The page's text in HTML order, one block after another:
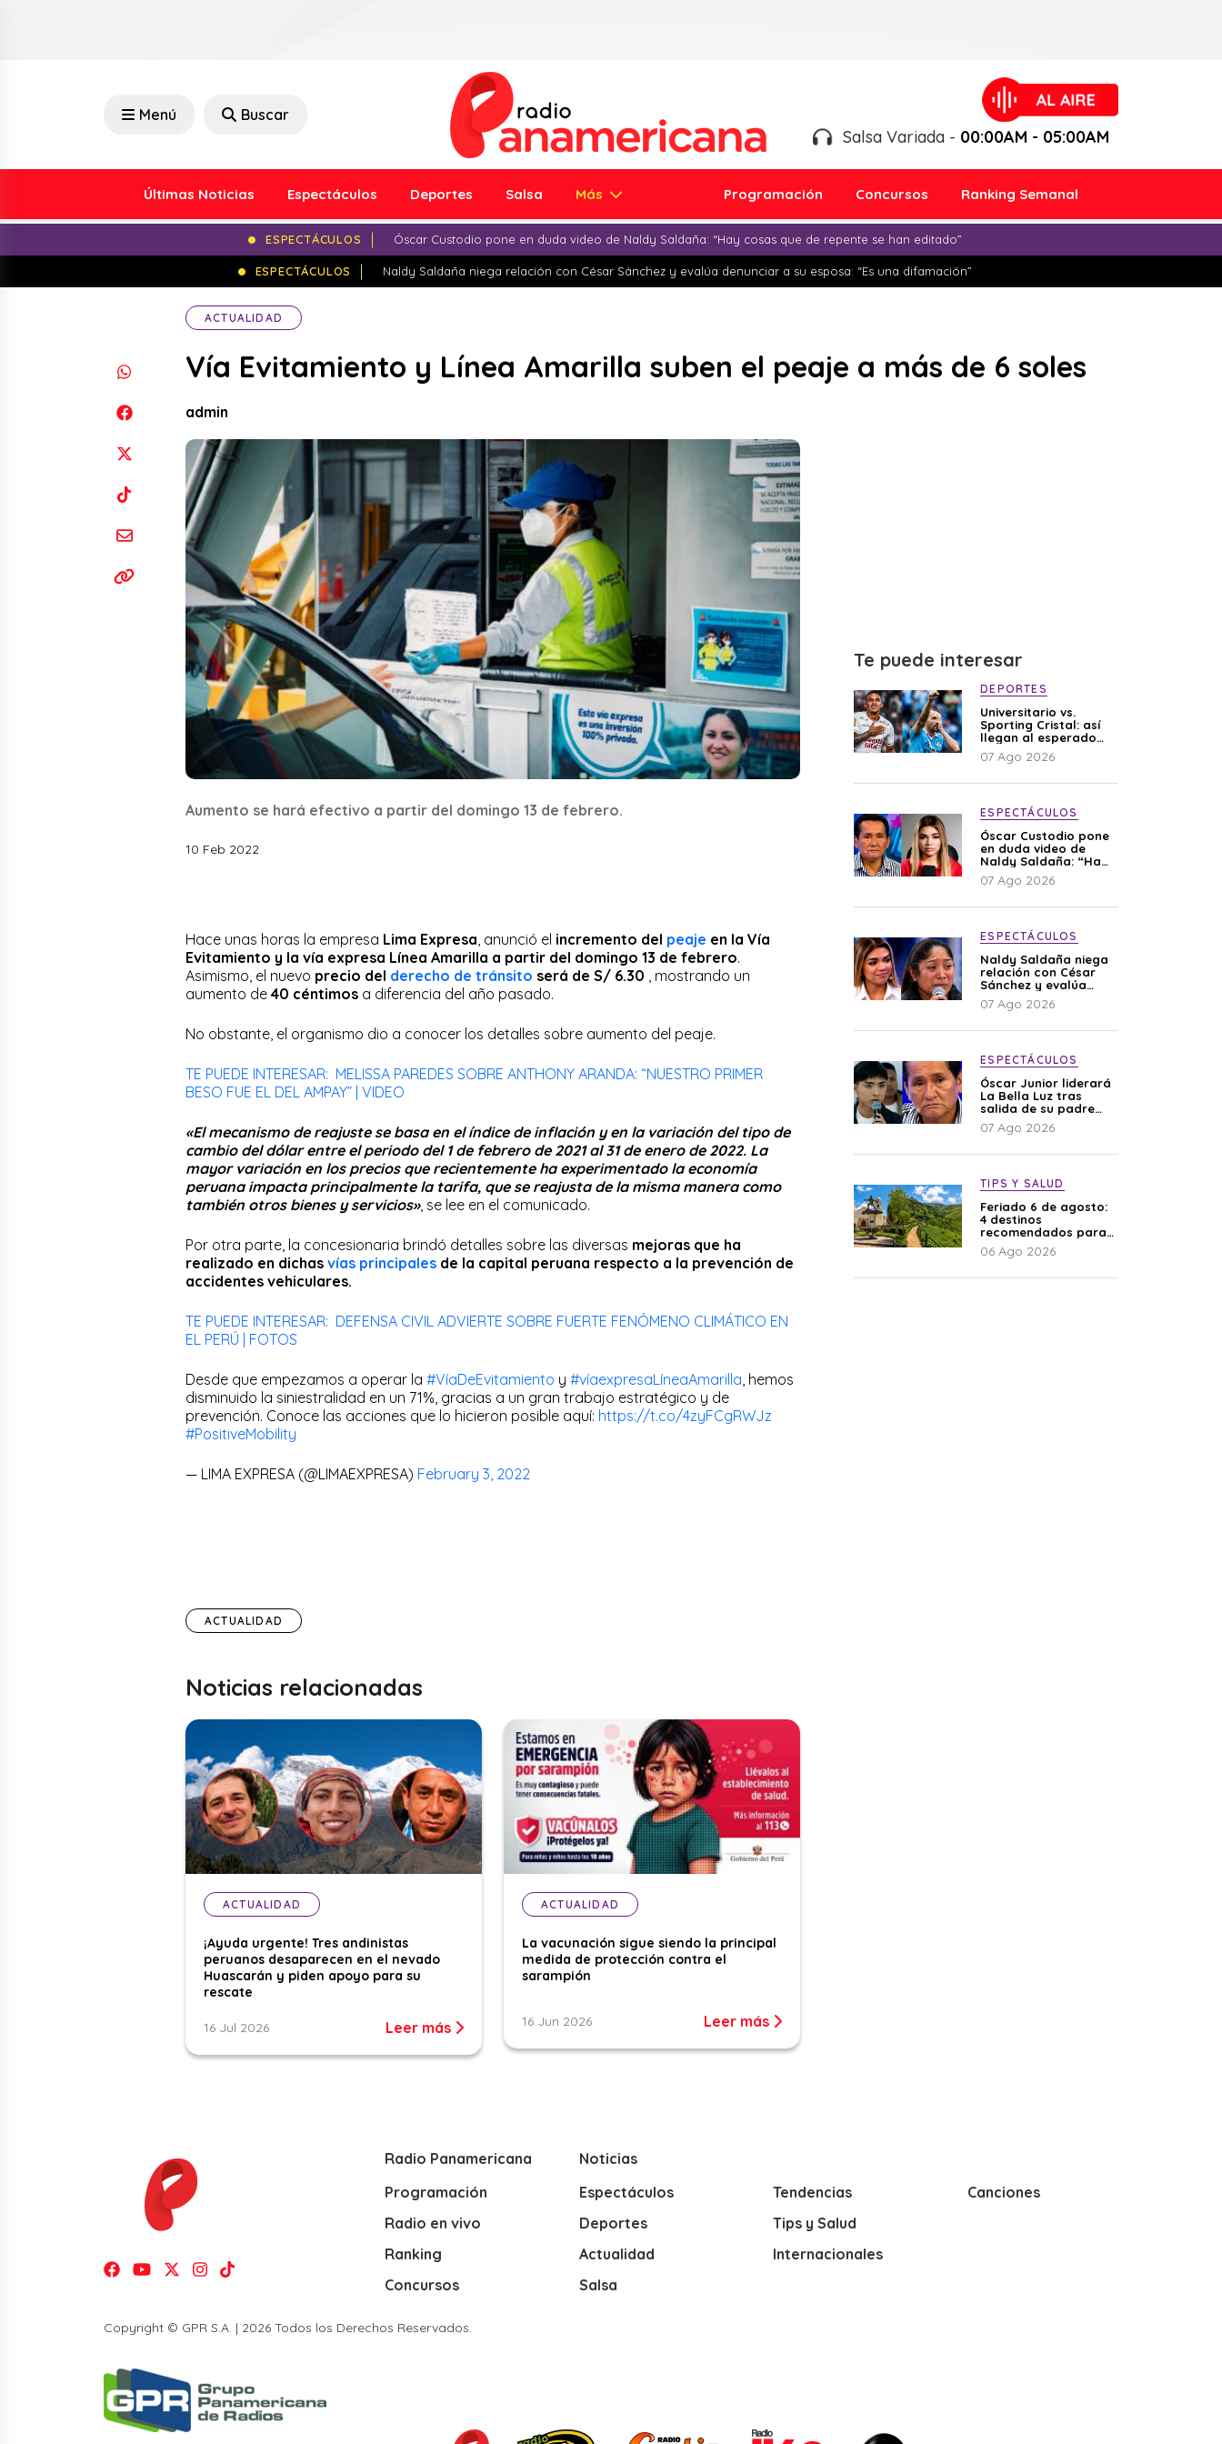
Menú Buscar
Salsa Variada - 00:00AM - 05:00AM
Últimas Noticias Espectáculos Deportes Salsa Más Programación Concursos Ranking Semanal
ESPECTÁCULOS Óscar Custodio pone en duda video de Naldy Saldaña: “Hay cosas que de repente se han editado”
ESPECTÁCULOS Naldy Saldaña niega relación con César Sánchez y evalúa denunciar a su esposa: “Es una difamación”
ACTUALIDAD
Vía Evitamiento y Línea Amarilla suben el peaje a más de 6 soles
admin
Aumento se hará efectivo a partir del domingo 13 de febrero.
10 Feb 2022
Hace unas horas la empresa Lima Expresa , anunció el incremento del peaje en la Vía
Evitamiento y la vía expresa Línea Amarilla a partir del domingo 13 de febrero.
Asimismo, el nuevo precio del derecho de tránsito será de S/ 6.30
, mostrando un
aumento de 40 céntimos a diferencia del año pasado.
No obstante, el organismo dio a conocer los detalles sobre aumento del peaje.
TE PUEDE INTERESAR: MELISSA PAREDES SOBRE ANTHONY ARANDA: “NUESTRO PRIMER
BESO FUE EL DEL AMPAY” | VIDEO
«El mecanismo de reajuste se basa en el índice de inflación y en la variación del tipo de
cambio del dólar entre el periodo del 1 de febrero de 2021 al 31 de enero de 2022. La
mayor variación en los precios que recientemente ha experimentado la economía
peruana impacta principalmente la tarifa, que se reajusta de la misma manera como
también otros bienes y servicios», se lee en el comunicado.
Por otra parte, la concesionaria brindó detalles sobre las diversas mejoras que ha
realizado en dichas vías principales de la capital peruana respecto a la prevención de
accidentes vehiculares.
TE PUEDE INTERESAR: DEFENSA CIVIL ADVIERTE SOBRE FUERTE FENÓMENO CLIMÁTICO EN
EL PERÚ | FOTOS
Desde que empezamos a operar la #VíaDeEvitamiento y #víaexpresaLíneaAmarilla , hemos
disminuido la siniestralidad en un 71%, gracias a un gran trabajo estratégico y de
prevención. Conoce las acciones que lo hicieron posible aquí: https://t.co/4zyFCgRWJz
#PositiveMobility
— LIMA EXPRESA (@LIMAEXPRESA) February 3, 2022
ACTUALIDAD
Noticias relacionadas
ACTUALIDAD
¡Ayuda urgente! Tres andinistas
peruanos desaparecen en el nevado
Huascarán y piden apoyo para su
rescate
16 Jul 2026 Leer más
ACTUALIDAD
La vacunación sigue siendo la principal
medida de protección contra el
sarampión
16 Jun 2026 Leer más
Te puede interesar
DEPORTES
Universitario vs.
Sporting Cristal: así
llegan al esperado
duelo
07 Ago 2026
ESPECTÁCULOS
Óscar Custodio pone
en duda video de
Naldy Saldaña: “Hay
cosas que de repente
se han editado”
07 Ago 2026
ESPECTÁCULOS
Naldy Saldaña niega
relación con César
Sánchez y evalúa
denunciar a su
esposa: “Es una
07 Ago 2026
ESPECTÁCULOS
Óscar Junior liderará
La Bella Luz tras
salida de su padre
por polémica con
Naldy Saldaña
07 Ago 2026
TIPS Y SALUD
Feriado 6 de agosto:
4 destinos
recomendados para
disfrutar el descanso
06 Ago 2026
Radio Panamericana
Programación
Radio en vivo
Ranking
Concursos
Noticias
Espectáculos
Deportes
Actualidad
Salsa
Tendencias
Tips y Salud
Internacionales
Canciones
Copyright © GPR S.A. | 2026 Todos los Derechos Reservados.